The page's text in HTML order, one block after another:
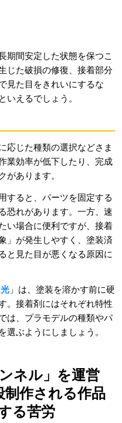
期間安定した状態を保つこ
じた破損の修復、接着部分
見た目をきれいにするな
いえるでしょう。
応じた種類の選択などさま
業効率が低下したり、完成
があります。
すると、パーツを固定する
恐れがあります。一方、速
い場合に便利ですが、接着
」が発生しやすく、塗装済
と見た目が悪くなる原因に
」は、塗装を溶かす前に硬
。接着剤にはそれぞれ特性
は、プラモデルの種類やパ
選ぶようにしましょう。
ネル」を運営
作される作品
る苦労